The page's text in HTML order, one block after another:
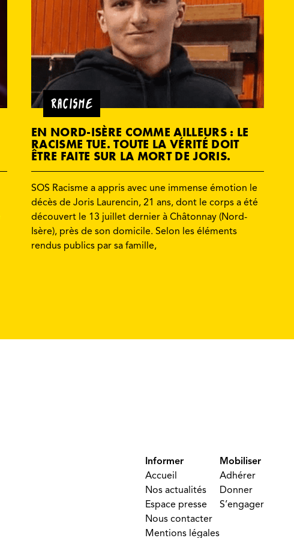
RACISME
EN NORD-ISÈRE COMME AILLEURS : LE
RACISME TUE. TOUTE LA VÉRITÉ DOIT
ÊTRE FAITE SUR LA MORT DE JORIS.
SOS Racisme a appris avec une immense émotion le
décès de Joris Laurencin, 21 ans, dont le corps a été
découvert le 13 juillet dernier à Châtonnay (Nord-
Isère), près de son domicile. Selon les éléments
rendus publics par sa famille,
Informer
Accueil
Nos actualités
Espace presse
Nous contacter
Mentions légales
Mobiliser
Adhérer
Donner
S’engager